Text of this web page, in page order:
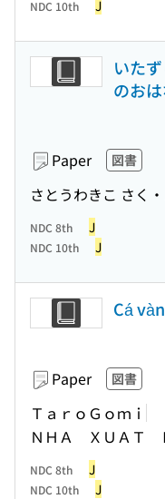
NDC 10th J
いた
のお
Paper 図書
さとうわきこ さく・
NDC 8th J
NDC 10th J
Cá
Paper 図書
ＴａｒｏＧｏｍｉ
ＮＨＡ ＸＵＡＴ
NDC 8th J
NDC 10th J